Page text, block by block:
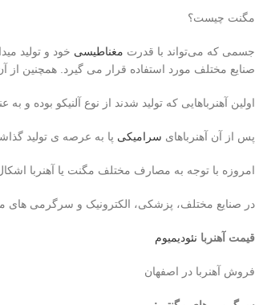
مگنت چیست؟
جسمی که می‌تواند با قدرت مغناطیسی خود و تولید
صنایع مختلف مورد استفاده قرار می گیرد. همچنین از
اولین آهنرباهایی که تولید شدند از نوع آلنیکو بوده و به
پس از آن آهنرباهای سرامیکی پا به عرصه ی تولید
امروزه با توجه به مصارف مختلف مگنت یا آهنربا
در صنایع مختلف، پزشکی، الکترونیک و سرگرمی های
قیمت آهنربا نئودیمیوم
فروش آهنربا در اصفهان